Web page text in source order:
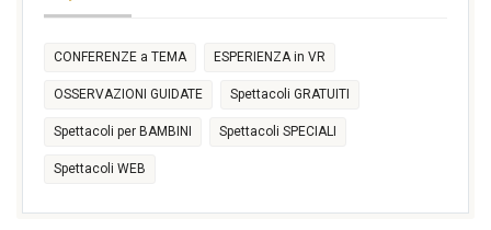
CONFERENZE a TEMA ESPERIENZA in VR
OSSERVAZIONI GUIDATE Spettacoli GRATUITI
Spettacoli per BAMBINI Spettacoli SPECIALI
Spettacoli WEB